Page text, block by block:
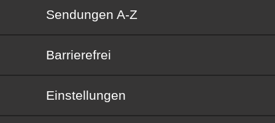
Sendungen von A bis Z
Sendungen A-Z
Barrierefrei
Barrierefrei
Einstellungen